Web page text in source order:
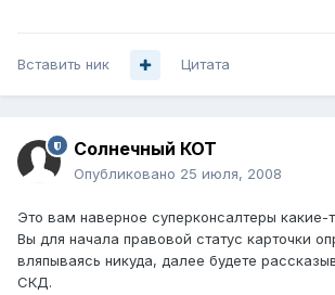
Вставить ник Цитата
Солнечный КОТ
Опубликовано 25 июля, 2008
Это вам наверное суперконсалтеры какие-
Вы для начала правовой статус карточки
вляпываясь никуда, далее будете
СКД.